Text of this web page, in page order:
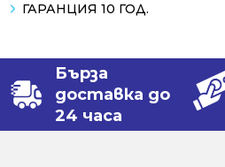
ГАРАНЦИЯ 10 ГОД.
Бърза
доставка до
24 часа